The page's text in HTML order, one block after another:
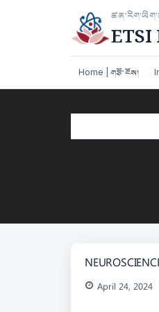
ETSI
Home | གཙོ་ངོས།
April 24, 2024